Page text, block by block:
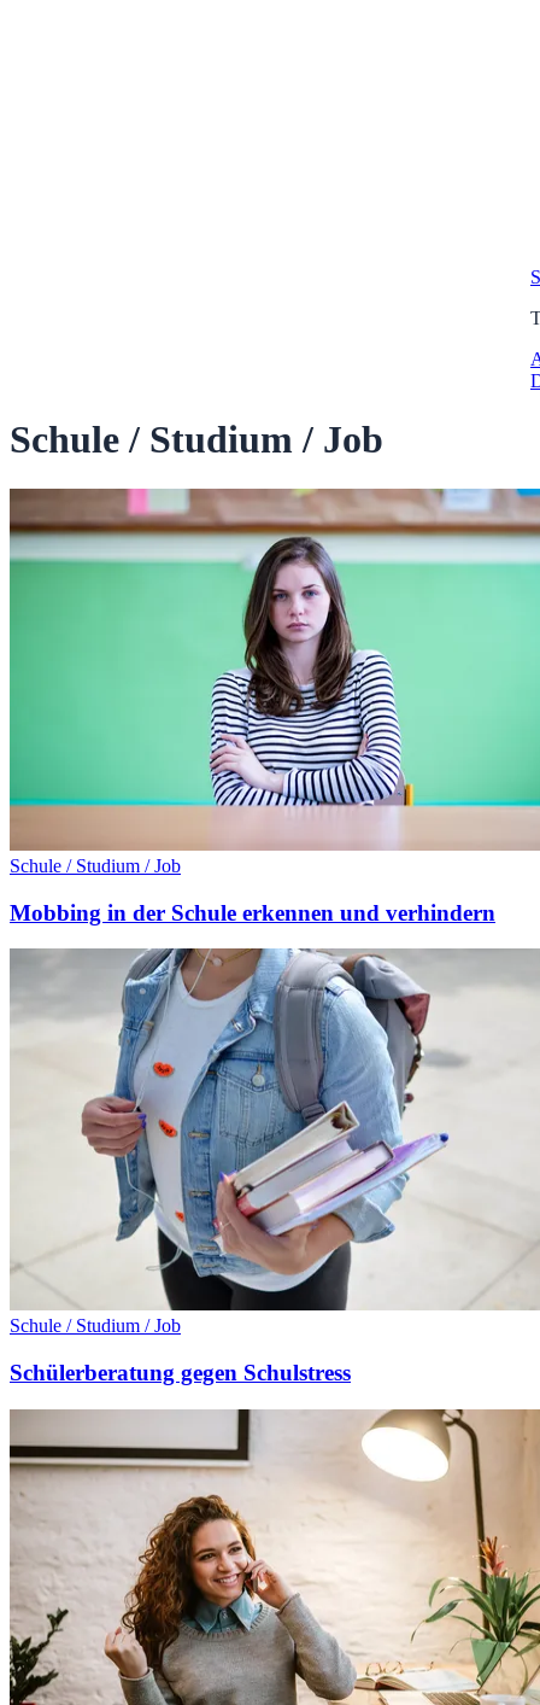
Schule / Studium / Job
Schule / Studium / Job
Mobbing in der Schule erkennen und verhindern
Schule / Studium / Job
Schülerberatung gegen Schulstress